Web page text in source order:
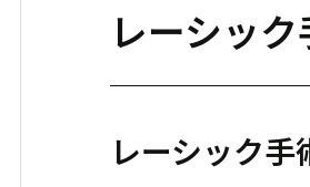
レーシッ
レーシック